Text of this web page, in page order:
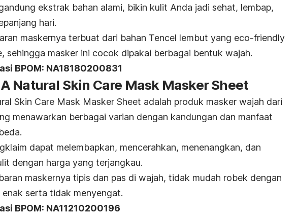
ekstrak bahan alami, bikin kulit Anda jadi sehat, lembap,
hari.
maskernya terbuat dari bahan Tencel lembut yang eco-friendly
, sehingga masker ini cocok dipakai berbagai bentuk wajah.
BPOM: NA18180200831
Natural Skin Care Mask Masker Sheet
Skin Care Mask Masker Sheet adalah produk masker wajah dari
menawarkan berbagai varian dengan kandungan dan manfaat
dapat melembapkan, mencerahkan, menenangkan, dan
dengan harga yang terjangkau.
maskernya tipis dan pas di wajah, tidak mudah robek dengan
serta tidak menyengat.
BPOM: NA11210200196